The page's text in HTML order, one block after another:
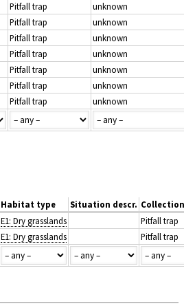
Pitfall trap
unknown
Pitfall trap
unknown
Pitfall trap
unknown
Pitfall trap
unknown
Pitfall trap
unknown
Pitfall trap
unknown
Pitfall trap unknown
Habitat type Situation descr.
E1: Dry grasslands
Pitfall trap
E1: Dry grasslands Pitfall trap